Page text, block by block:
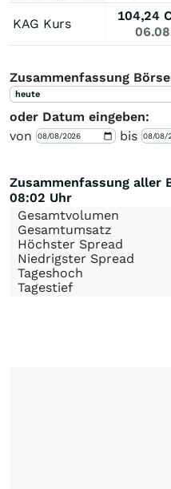
KAG Kurs
104,24
Zusammenfassung
heute
oder Datum eingeben:
von
bis
Zusammenfassung aller
08:02 Uhr
Gesamtvolumen
Gesamtumsatz
Höchster Spread
Niedrigster Spread
Tageshoch
Tagestief